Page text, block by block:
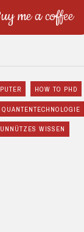
me a coffee
HOW TO PHD
QUANTENTECHNOLOGIE
UNNÜTZES WISSEN